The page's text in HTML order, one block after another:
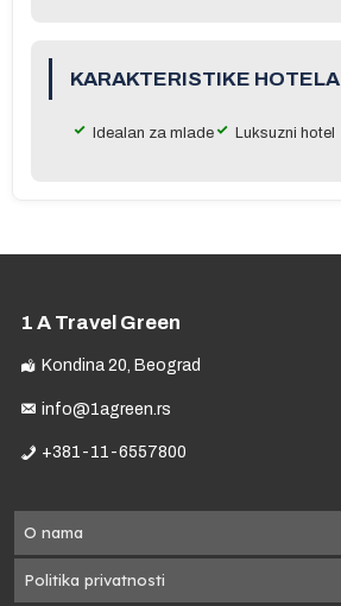
KARAKTERISTIKE HOTELA
Idealan za mlade Luksuzni hotel
1 A Travel Green
Kondina 20, Beograd
info@1agreen.rs
+381-11-6557800
O nama
Politika privatnosti